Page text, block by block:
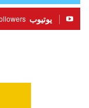
يوتيوب